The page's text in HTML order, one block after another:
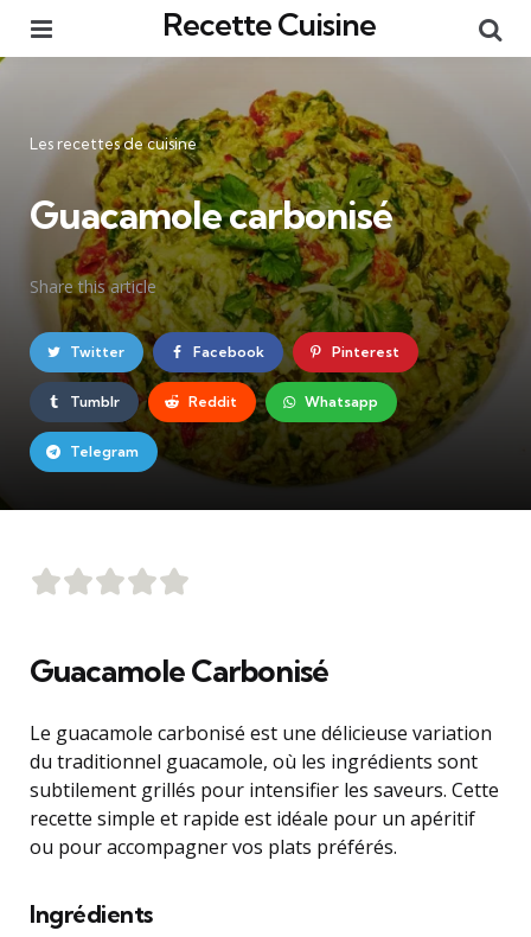
Recette Cuisine
Catégories
Les recettes de cuisine
Guacamole carbonisé
Share this article
Twitter Facebook Pinterest
Tumblr Reddit Whatsapp
Telegram
Guacamole Carbonisé
Le guacamole carbonisé est une délicieuse variation
du traditionnel guacamole, où les ingrédients sont
subtilement grillés pour intensifier les saveurs. Cette
recette simple et rapide est idéale pour un apéritif
ou pour accompagner vos plats préférés.
Ingrédients